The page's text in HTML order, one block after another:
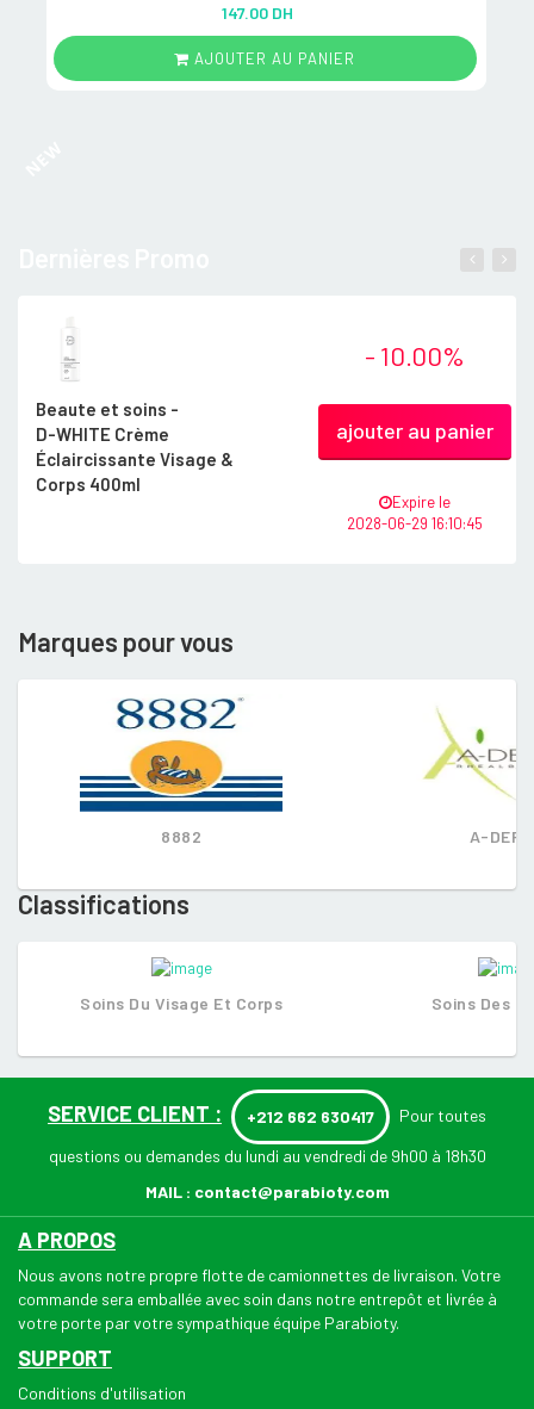
out of 5
147.00 DH
AJOUTER AU PANIER
Beaute et soins -
D-WHITE Crème
Éclaircissante Visage &
Corps 400ml
- 10.00%
ajouter au panier
Expire le
2028-06-29 16:10:45
Marques pour vous
8882 A-
Classifications
Soins Du Visage Et Corps Soins Des
SERVICE CLIENT : +212 662 630417 Pour toutes
questions ou demandes du lundi au vendredi de 9h00 à 18h30
MAIL : contact@parabioty.com
A PROPOS
Nous avons notre propre flotte de camionnettes de livraison. Votre
commande sera emballée avec soin dans notre entrepôt et livrée à
votre porte par votre sympathique équipe Parabioty.
SUPPORT
Conditions d'utilisation